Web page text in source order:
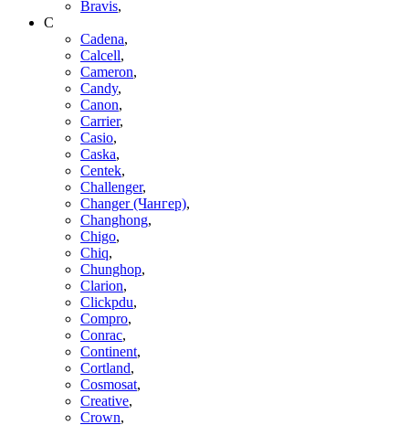
Bravis,
C
Cadena,
Calcell,
Cameron,
Candy,
Canon,
Carrier,
Casio,
Caska,
Centek,
Challenger,
Changer (Чангер),
Changhong,
Chigo,
Chiq,
Chunghop,
Clarion,
Clickpdu,
Compro,
Conrac,
Continent,
Cortland,
Cosmosat,
Creative,
Crown,